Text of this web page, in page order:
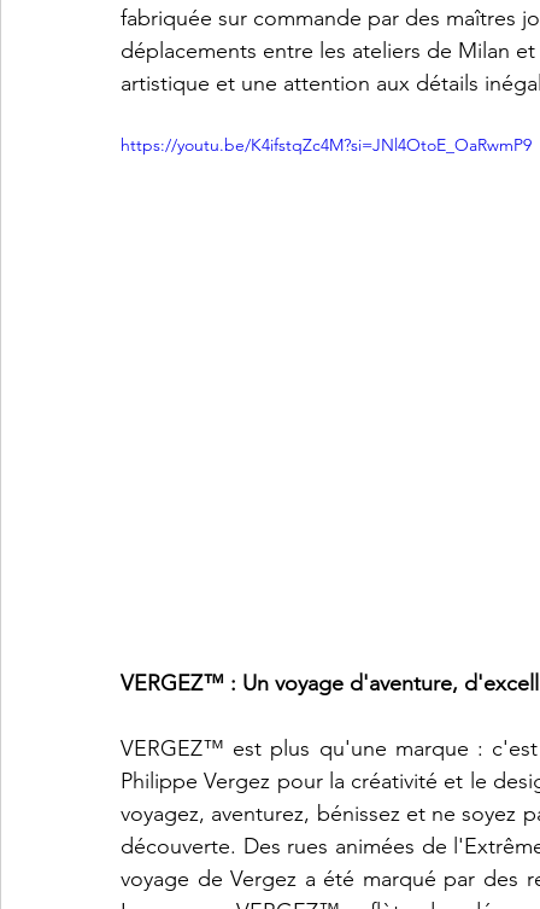
fabriquée sur commande par des maîtres
déplacements entre les ateliers de Milan
artistique et une attention aux détails
https://youtu.be/K4ifstqZc4M?si=JNl4OtoE_OaRwmP9
VERGEZ™ : Un voyage d'aventure,
VERGEZ™ est plus qu'une marque :
Philippe Vergez pour la créativité et le
voyagez, aventurez, bénissez et ne soyez
découverte. Des rues animées de
voyage de Vergez a été marqué par des